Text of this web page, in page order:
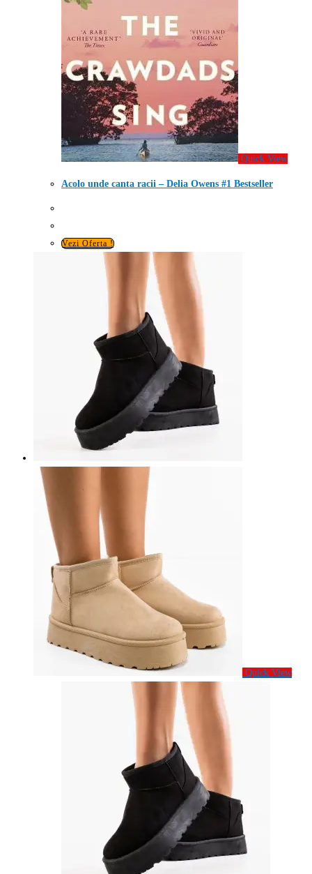
Quick View
Acolo unde canta racii – Delia Owens #1 Bestseller
Vezi Oferta !
Quick View